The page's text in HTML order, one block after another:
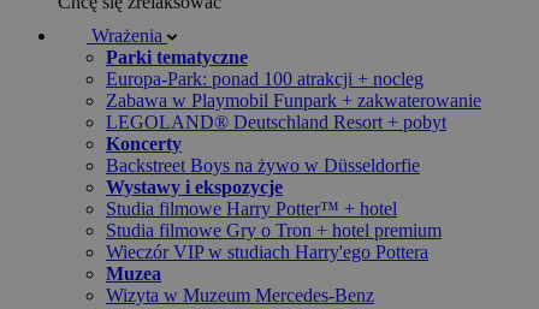
Wrażenia
Parki tematyczne
Europa-Park: ponad 100 atrakcji + nocleg
Zabawa w Playmobil Funpark + zakwaterowanie
LEGOLAND® Deutschland Resort + pobyt
Koncerty
Backstreet Boys na żywo w Düsseldorfie
Wystawy i ekspozycje
Studia filmowe Harry Potter™ + hotel
Studia filmowe Gry o Tron + hotel premium
Wieczór VIP w studiach Harry'ego Pottera
Muzea
Wizyta w Muzeum Mercedes-Benz